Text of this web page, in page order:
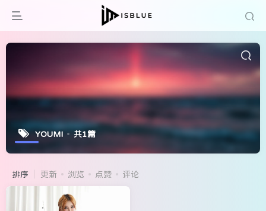
YOUMI 共1篇
排序 更新 浏览 点赞 评论